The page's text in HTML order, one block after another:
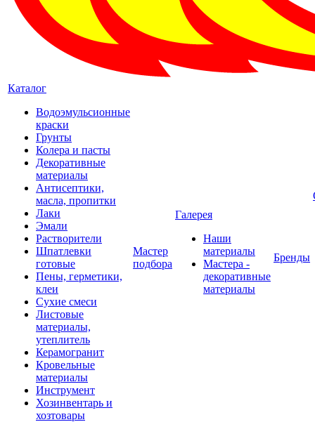
Каталог
Водоэмульсионные
краски
Грунты
Колера и пасты
Декоративные
материалы
Антисептики,
масла, пропитки
Лаки
Эмали
Растворители
Шпатлевки
готовые
Пены, герметики,
клеи
Сухие смеси
Листовые
материалы,
утеплитель
Керамогранит
Кровельные
материалы
Инструмент
Хозинвентарь и
хозтовары
Мастер
подбора
Галерея
Наши
материалы
Мастера -
декоративные
материалы
Бренды